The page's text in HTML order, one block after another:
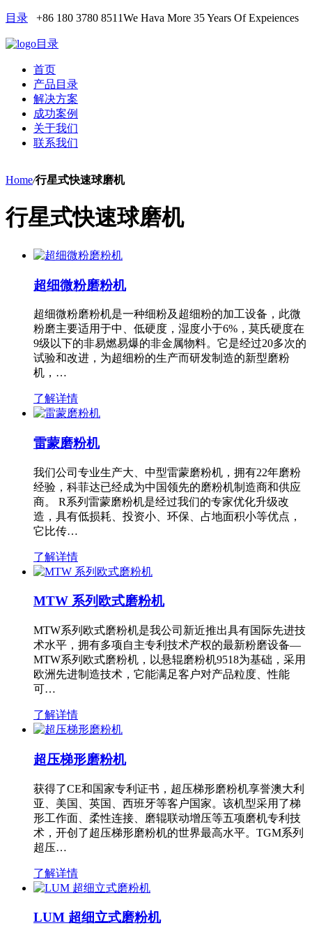
目录 +86 180 3780 8511We Hava More 35 Years Of Expeiences
目录
首页
产品目录
解决方案
成功案例
关于我们
联系我们
Home/行星式快速球磨机
行星式快速球磨机
超细微粉磨粉机
超细微粉磨粉机是一种细粉及超细粉的加工设备，此微
粉磨主要适用于中、低硬度，湿度小于6%，莫氏硬度在
9级以下的非易燃易爆的非金属物料。它是经过20多次的
试验和改进，为超细粉的生产而研发制造的新型磨粉
机，…
了解详情
雷蒙磨粉机
我们公司专业生产大、中型雷蒙磨粉机，拥有22年磨粉
经验，科菲达已经成为中国领先的磨粉机制造商和供应
商。 R系列雷蒙磨粉机是经过我们的专家优化升级改
造，具有低损耗、投资小、环保、占地面积小等优点，
它比传…
了解详情
MTW 系列欧式磨粉机
MTW系列欧式磨粉机是我公司新近推出具有国际先进技
术水平，拥有多项自主专利技术产权的最新粉磨设备—
MTW系列欧式磨粉机，以悬辊磨粉机9518为基础，采用
欧洲先进制造技术，它能满足客户对产品粒度、性能
可…
了解详情
超压梯形磨粉机
获得了CE和国家专利证书，超压梯形磨粉机享誉澳大利
亚、美国、英国、西班牙等客户国家。该机型采用了梯
形工作面、柔性连接、磨辊联动增压等五项磨机专利技
术，开创了超压梯形磨粉机的世界最高水平。TGM系列
超压…
了解详情
LUM 超细立式磨粉机